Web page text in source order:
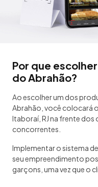
Por que
do Abrahão?
Ao escolher um dos
Abrahão, você colocará
Itaboraí, RJ na frente
concorrentes.
Implementar o sistema
seu empreendimento
garçons, uma vez que o